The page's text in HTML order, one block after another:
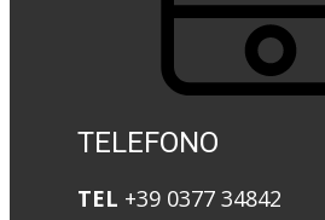
TELEFONO
TEL +39 0377 34842